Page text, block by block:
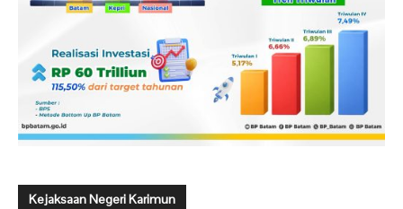
Kejaksaan Negeri Karimun